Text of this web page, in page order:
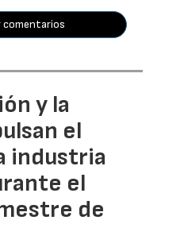
comentarios
y la
el
industria
el
de